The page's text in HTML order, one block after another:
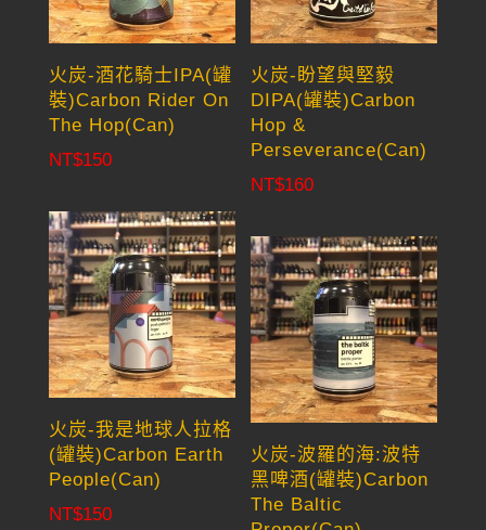
火炭-酒花騎士IPA(罐
裝)Carbon Rider On
The Hop(Can)
NT$150
火炭-盼望與堅毅
DIPA(罐裝)Carbon
Hop &
Perseverance(Can)
NT$160
火炭-我是地球人拉格
(罐裝)Carbon Earth
People(Can)
NT$150
火炭-波羅的海:波特
黑啤酒(罐裝)Carbon
The Baltic